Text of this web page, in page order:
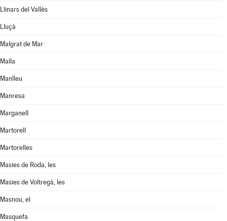
Llinars del Vallès
Lluçà
Malgrat de Mar
Malla
Manlleu
Manresa
Marganell
Martorell
Martorelles
Masies de Roda, les
Masies de Voltregà, les
Masnou, el
Masquefa